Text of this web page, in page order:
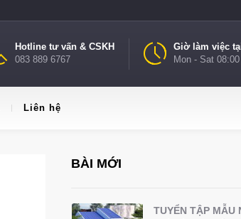
Giờ làm việc
Mon - Sat
Hotline tư vấn & CSKH
083 889 6767
Liên hệ
BÀI MỚI
TUYỂN TẬP MẪU